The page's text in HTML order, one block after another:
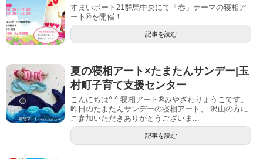
すまいポート21群馬中央にて「春」テーマの寝相ア
ート®を開催！
記事を読む
夏の寝相アート×たまたんサンデー|玉
村町子育て支援センター
こんにちは^ ^ 寝相アート®︎みやざわりょうこです。
昨日のたまたんサンデーの寝相アート、 沢山の方に
ご参加いただきありがとうございま...
記事を読む